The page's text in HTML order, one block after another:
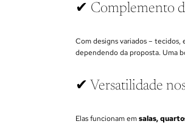
✔ Complemento
Com designs variados – tecidos,
dependendo da proposta. Uma
✔ Versatilidade
Elas funcionam emsalas,